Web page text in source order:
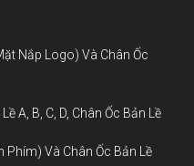
Nắp Logo) Và Chân Ốc
A, B, C, D, Chân Ốc Bản Lề
Phím) Và Chân Ốc Bản Lề